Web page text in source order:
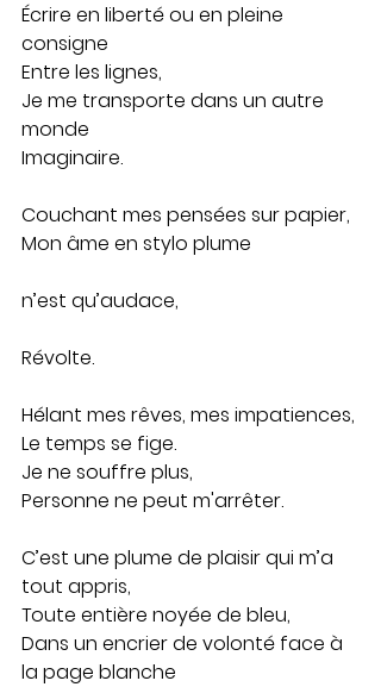
Écrire en liberté ou en pleine
consigne
Entre les lignes,
Je me transporte dans un autre
monde
Imaginaire.
Couchant mes pensées sur papier,
Mon âme en stylo plume
n’est qu’audace,
Révolte.
Hélant mes rêves, mes impatiences,
Le temps se fige.
Je ne souffre plus,
Personne ne peut m'arrêter.
C’est une plume de plaisir qui m’a
tout appris,
Toute entière noyée de bleu,
Dans un encrier de volonté face à
la page blanche